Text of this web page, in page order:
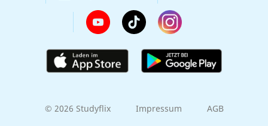
© 2026 Studyflix Impressum AGB